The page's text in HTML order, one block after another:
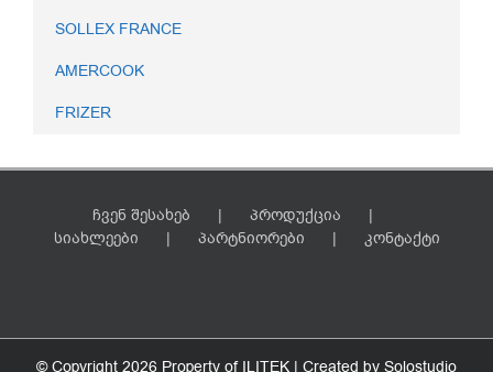
SOLLEX FRANCE
AMERCOOK
FRIZER
ჩვენ შესახებ
პროდუქცია
სიახლეები
პარტნიორები კონტაქტი
© Copyright 2026 Property of ILITEK | Created by Solostudio